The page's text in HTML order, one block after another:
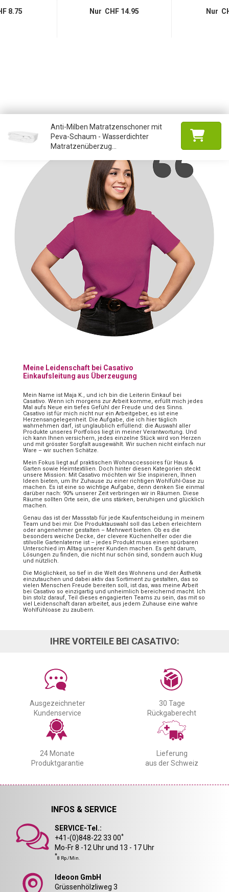
8.75 Nur CHF 14.95 Nur
Anti-Milben Matratzenschoner mit
Peva-Schaum - Wasserdichter
Matratzenüberzug...
Meine Leidenschaft bei Casativo
Einkaufsleitung aus Überzeugung
Mein Name ist Maja K., und ich bin die Leiterin Einkauf bei
Casativo. Wenn ich morgens zur Arbeit komme, erfüllt mich jedes
Mal aufs Neue ein tiefes Gefühl der Freude und des Sinns.
Casativo ist für mich nicht nur ein Arbeitgeber, es ist eine
Herzensangelegenheit. Die Aufgabe, die ich hier täglich
wahrnehmen darf, ist unglaublich erfüllend: die Auswahl aller
Produkte unseres Portfolios liegt in meiner Verantwortung. Und
ich kann Ihnen versichern, jedes einzelne Stück wird von Herzen
und mit grösster Sorgfalt ausgewählt. Wir suchen nicht einfach nur
Ware – wir suchen Schätze.
Mein Fokus liegt auf praktischen Wohnaccessoires für Haus &
Garten sowie Heimtextilien. Doch hinter diesen Kategorien steckt
unsere Mission: Mit Casativo möchten wir Sie inspirieren, Ihnen
Ideen bieten, um Ihr Zuhause zu einer richtigen Wohlfühl-Oase zu
machen. Es ist eine so wichtige Aufgabe, denn denken Sie einmal
darüber nach: 90% unserer Zeit verbringen wir in Räumen. Diese
Räume sollten Orte sein, die uns stärken, beruhigen und glücklich
machen.
Genau das ist der Massstab für jede Kaufentscheidung in meinem
Team und bei mir. Die Produktauswahl soll das Leben erleichtern
oder angenehmer gestalten – Mehrwert bieten. Ob es die
besonders weiche Decke, der clevere Küchenhelfer oder die
stilvolle Gartenlaterne ist – jedes Produkt muss einen spürbaren
Unterschied im Alltag unserer Kunden machen. Es geht darum,
Lösungen zu finden, die nicht nur schön sind, sondern auch klug
und nützlich.
Die Möglichkeit, so tief in die Welt des Wohnens und der Ästhetik
einzutauchen und dabei aktiv das Sortiment zu gestalten, das so
vielen Menschen Freude bereiten soll, ist das, was meine Arbeit
bei Casativo so einzigartig und unheimlich bereichernd macht. Ich
bin stolz darauf, Teil dieses engagierten Teams zu sein, das mit so
viel Leidenschaft daran arbeitet, aus jedem Zuhause eine wahre
Wohlfühloase zu zaubern.
IHRE VORTEILE BEI CASATIVO:
Ausgezeichneter
Kundenservice
30 Tage
Rückgaberecht
24 Monate
Produktgarantie
Lieferung
aus der Schweiz
INFOS & SERVICE
SERVICE-Tel.:
+41-(0)848-22 33 00*
Mo-Fr 8 -12 Uhr und 13 - 17 Uhr
*8 Rp./Min.
Ideoon GmbH
Grüssenhölzliweg 3